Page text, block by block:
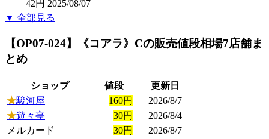
42円 2025/08/07
▼ 全部見る
【OP07-024】《コアラ》Cの販売値段相場7店舗ま
とめ
ショップ 値段
更新日
★駿河屋 160円
2026/8/7
★遊々亭 30円
2026/8/4
メルカード
30円
2026/8/7